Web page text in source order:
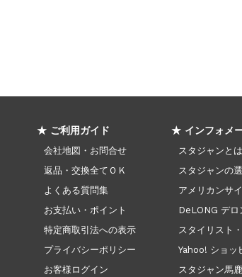
★ ご利用ガイド
会社地図・お問合せ
返品・交換全てＯＫ
よくある質問集
お支払い・ポイント
特定商取引法への表示
プライバシーポリシー
お客様ログイン
★ インフォメ
スタジャンと
スタジャンの
アメリカンサ
DeLONG デロ
スタイリスト
Yahoo! ショッ
スタジャン馬